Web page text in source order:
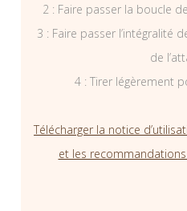
2 : Faire passer la boucle
3 : Faire passer l’intégralité
de
4 : Tirer légèrement
Télécharger la notice
et les